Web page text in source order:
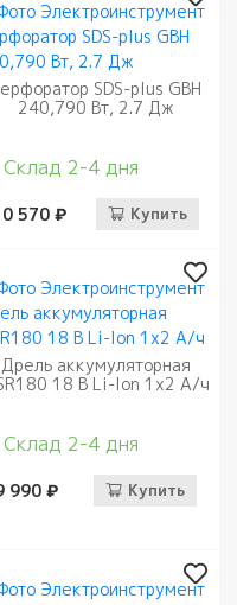
SDS-plus GBH
240,790 Вт, 2.7 Дж
Склад 2-4 дня
570 ₽ Купить
Дрель аккумуляторная
18 В Li-Ion 1х2 А/ч
Склад 2-4 дня
990 ₽ Купить